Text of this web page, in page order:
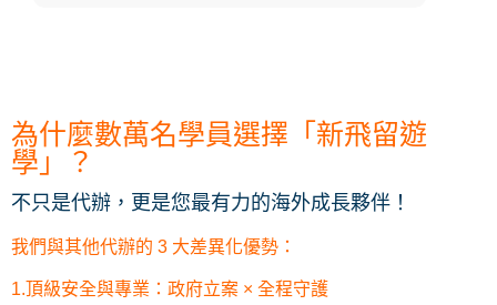
為什麼數萬名學員選擇「新飛留遊
學」？
不只是代辦，更是您最有力的海外成長夥伴！
我們與其他代辦的 3 大差異化優勢：
1.頂級安全與專業：政府立案 × 全程守護